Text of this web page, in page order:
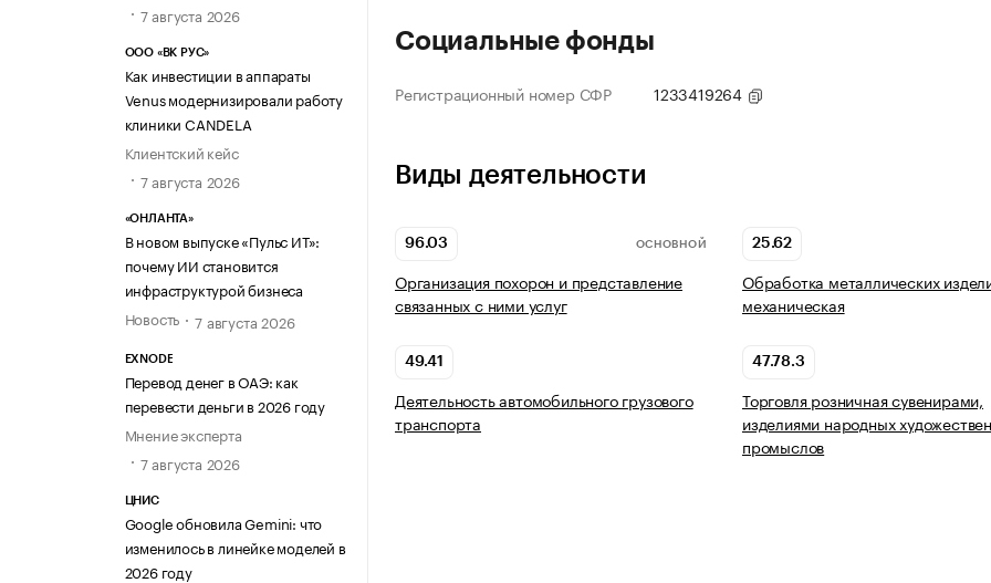
7 августа 2026
ООО «ВК РУС»
Как инвестиции в аппараты
Venus модернизировали работу
клиники CANDELA
Клиентский кейс
7 августа 2026
«ОНЛАНТА»
В новом выпуске «Пульс ИТ»:
почему ИИ становится
инфраструктурой бизнеса
Новость
7 августа 2026
EXNODE
Перевод денег в ОАЭ: как
перевести деньги в 2026 году
Мнение эксперта
7 августа 2026
ЦНИС
Google обновила Gemini: что
изменилось в линейке моделей в
2026 году
Социальные фонды
Регистрационный номер СФР 1233419264
Виды деятельности
96.03 ОСНОВНОЙ
Организация похорон и представление
связанных с ними услуг
25.62
Обработка металлических
механическая
49.41
Деятельность автомобильного грузового
транспорта
47.78.3
Торговля розничная сувенирами,
изделиями народных
промыслов